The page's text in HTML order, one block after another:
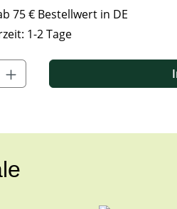
75 € Bestellwert in DE
1-2 Tage
Wert ein oder benutze